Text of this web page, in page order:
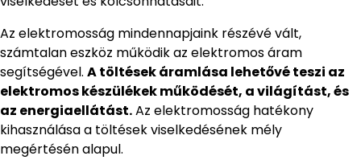
Az elektromosság mindennapjaink részévé vált,
számtalan eszköz működik az elektromos áram
segítségével. A töltések áramlása lehetővé teszi az
elektromos készülékek működését, a világítást, és
az energiaellátást.Az elektromosság hatékony
kihasználása a töltések viselkedésének mély
megértésén alapul.